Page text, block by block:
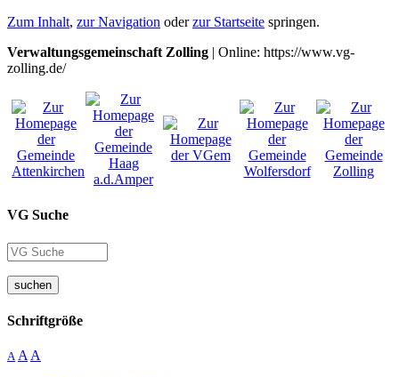
Zum Inhalt, zur Navigation oderzur Startseite springen.
Verwaltungsgemeinschaft Zolling | Online: https://www.vg-
zolling.de/
VG Suche
suchen
Schriftgröße
A A A